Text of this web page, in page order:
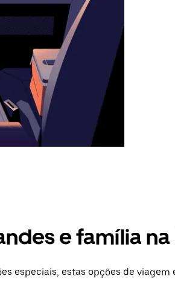
e família na
especiais, estas opções de viagem